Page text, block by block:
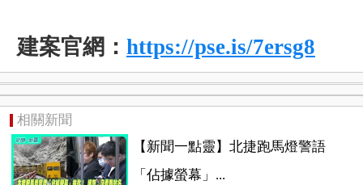
建案官網： https://pse.is/7ersg8
相關新聞
【新聞一點靈】北捷跑馬燈警語
「佔據螢幕」...